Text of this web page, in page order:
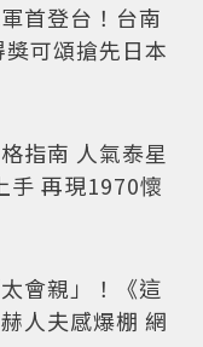
首登台！台南
可頌搶先日本
指南 人氣泰星
手 再現1970懷
會親」！《這
人夫感爆棚 網